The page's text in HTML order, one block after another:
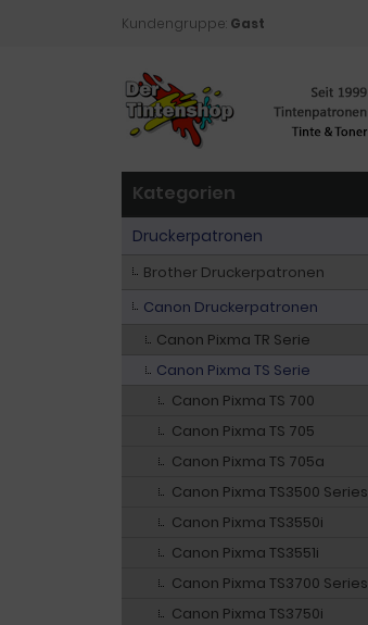
Kundengruppe: Gast
Kategorien
Druckerpatronen
Brother Druckerpatronen
Canon Druckerpatronen
Canon Pixma TR Serie
Canon Pixma TS Serie
Canon Pixma TS 700
Canon Pixma TS 705
Canon Pixma TS 705a
Canon Pixma TS3500 Series
Canon Pixma TS3550i
Canon Pixma TS3551i
Canon Pixma TS3700 Series
Canon Pixma TS3750i